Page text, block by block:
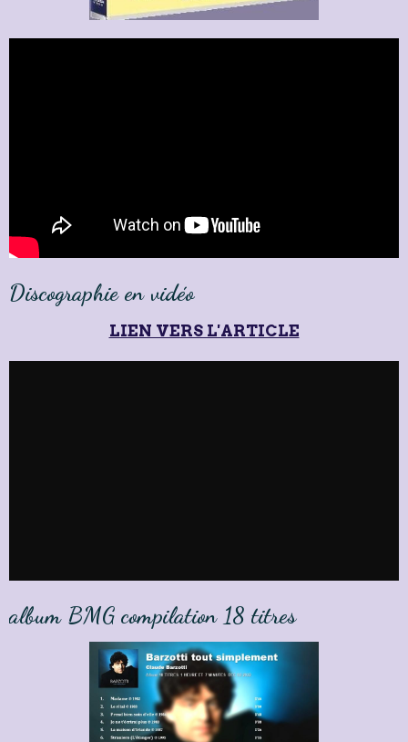
Discographie en vidéo
LIEN VERS L'ARTICLE
album BMG compilation 18 titres